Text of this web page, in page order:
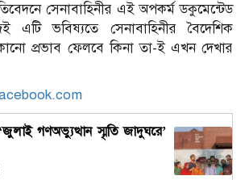
সেনাবাহিনীর এই অপকর্ম ডকুমেন্টেড
ভবিষ্যতে সেনাবাহিনীর বৈদেশিক
কোনো প্রভাব ফেলবে কিনা তা-ই এখন দেখার
গণঅভ্যুত্থান স্মৃতি জাদুঘরে’